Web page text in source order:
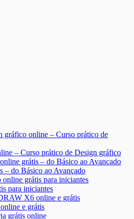
– Curso prático de Design gráfico
– do Básico ao Avançado
para iniciantes
e grátis